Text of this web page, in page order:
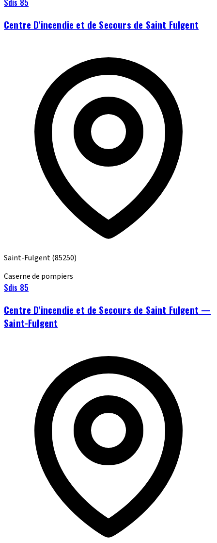
Sdis 85
Centre D'incendie et de Secours de Saint Fulgent
Saint-Fulgent(85250)
Caserne de pompiers
Sdis 85
Centre D'incendie et de Secours de Saint Fulgent —
Saint-Fulgent